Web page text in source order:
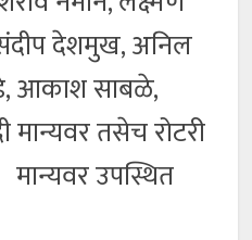
देशमुख, अनिल
आकाश साबळे,
तसेच रोटरी
उपस्थित